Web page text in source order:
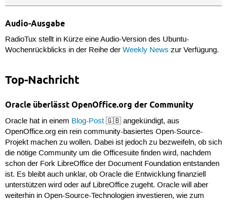
Audio-Ausgabe
RadioTux stellt in Kürze eine Audio-Version des Ubuntu-
Wochenrückblicks in der Reihe der Weekly News zur Verfügung.
Top-Nachricht
Oracle überlässt OpenOffice.org der Community
Oracle hat in einem Blog-Post🇬🇧 angekündigt, aus
OpenOffice.org ein rein community-basiertes Open-Source-
Projekt machen zu wollen. Dabei ist jedoch zu bezweifeln, ob sich
die nötige Community um die Officesuite finden wird, nachdem
schon der Fork LibreOffice der Document Foundation entstanden
ist. Es bleibt auch unklar, ob Oracle die Entwicklung finanziell
unterstützen wird oder auf LibreOffice zugeht. Oracle will aber
weiterhin in Open-Source-Technologien investieren, wie zum